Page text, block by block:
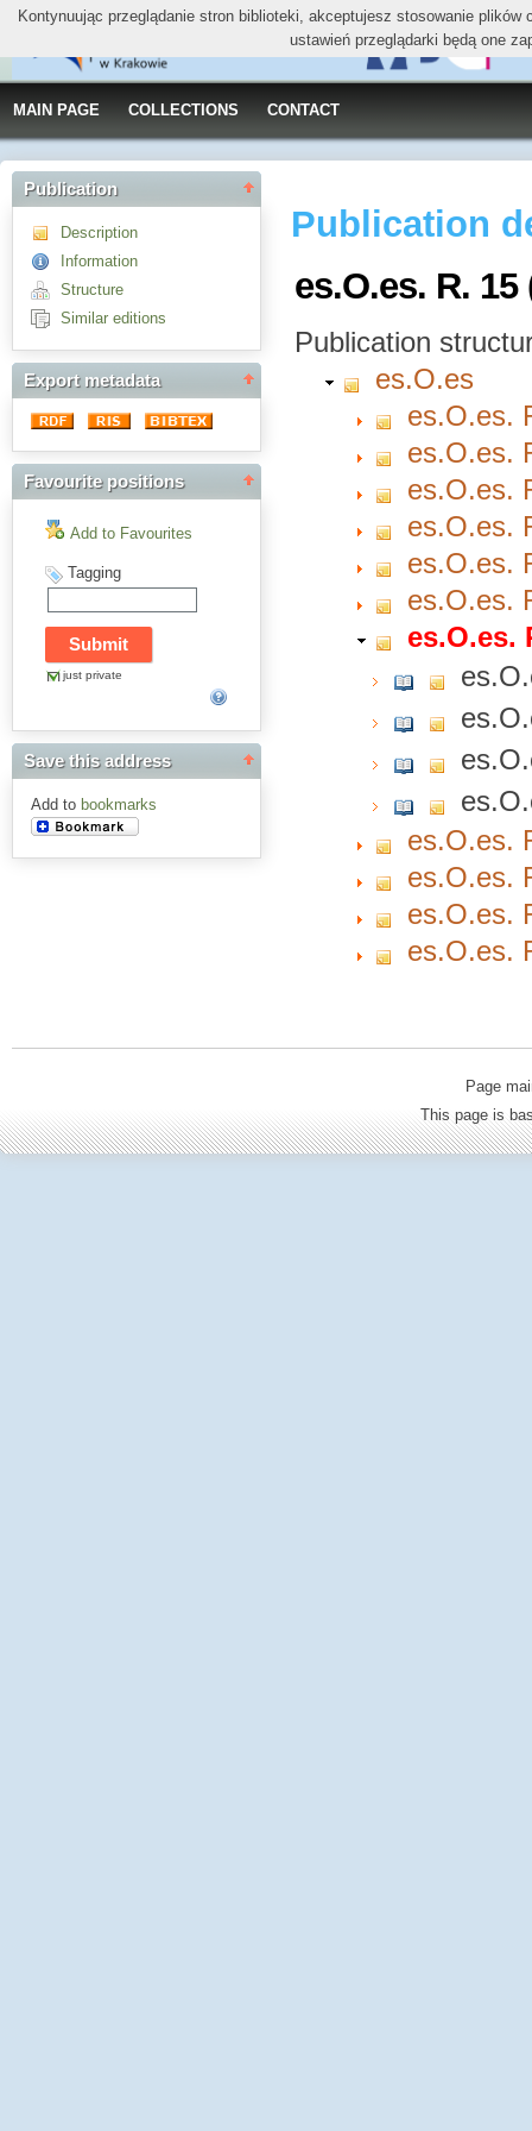
MAIN PAGE COLLECTIONS CONTACT
Publication
Description
Information
Structure
Similar editions
Export metadata
Favourite positions
Add to Favourites
Tagging
just private
Save this address
Add to bookmarks
Publication
es.O.es. R. 15
Publication
es.O.es
es.O.es.
es.O.es.
es.O.es.
es.O.es.
es.O.es.
es.O.es.
es.O.es.
es.O.es.
es.O.es.
es.O.es.
es.O.es.
Page
This page is
Kontynuując przeglądanie stron biblioteki, akceptujesz stosowanie
ustawień przeglądarki będą one